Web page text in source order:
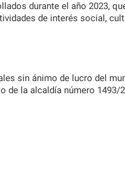
durante el año 2023,
de interés social,
sin ánimo de lucro del
la alcaldía número 1493/